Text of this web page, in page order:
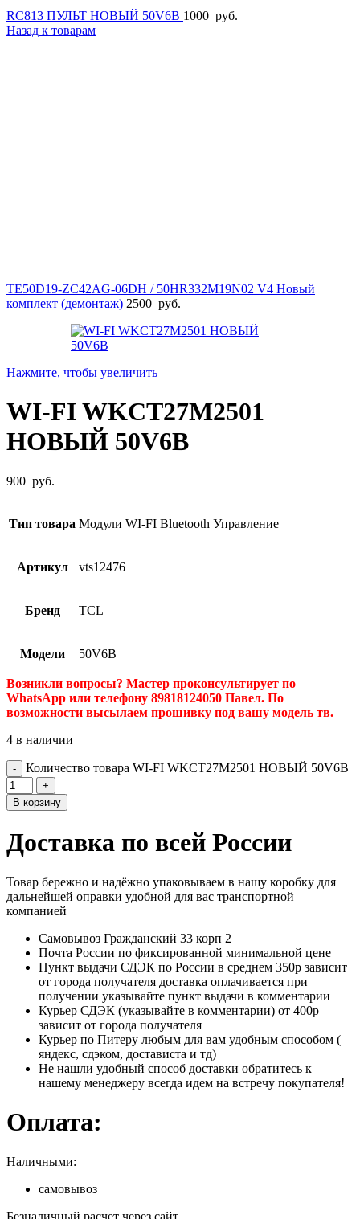
RC813 ПУЛЬТ НОВЫЙ 50V6B 1000 руб.
Назад к товарам
TE50D19-ZC42AG-06DH / 50HR332M19N02 V4 Новый
комплект (демонтаж) 2500 руб.
Нажмите, чтобы увеличить
WI-FI WKCT27M2501
НОВЫЙ 50V6B
900 руб.
Тип товара Модули WI-FI Bluetooth Управление
Артикул vts12476
Бренд TCL
Модели 50V6B
Возникли вопросы? Мастер проконсультирует по
WhatsApp или телефону 89818124050 Павел. По
возможности высылаем прошивку под вашу модель тв.
4 в наличии
Количество товара WI-FI WKCT27M2501 НОВЫЙ 50V6B
В корзину
Доставка по всей России
Товар бережно и надёжно упаковываем в нашу коробку для
дальнейшей оправки удобной для вас транспортной
компанией
Самовывоз Гражданский 33 корп 2
Почта России по фиксированной минимальной цене
Пункт выдачи СДЭК по России в среднем 350р зависит
от города получателя доставка оплачивается при
получении указывайте пункт выдачи в комментарии
Курьер СДЭК (указывайте в комментарии) от 400р
зависит от города получателя
Курьер по Питеру любым для вам удобным способом (
яндекс, сдэком, достависта и тд)
Не нашли удобный способ доставки обратитесь к
нашему менеджеру всегда идем на встречу покупателя!
Оплата:
Наличными:
самовывоз
Безналичный расчет через сайт